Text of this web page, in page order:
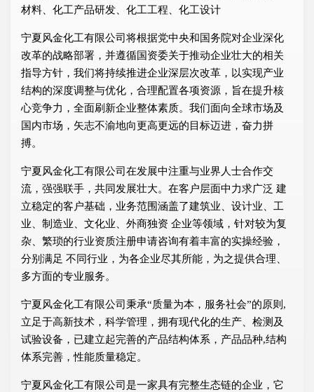
材料、化工产品研发、化工工程、化工设计
宁夏风金化工有限公司将根据党中央和国务院对企业深化
改革的战略部署，并遵循国资委关于推动企业壮大的相关
指导方针，我们将持续推进企业深层次改革，以实现产业
结构的深度调整与优化，合理配置各项资源，旨在提升核
心竞争力，全面刷新企业整体素质。我们面向全球市场及
国内市场，矢志不渝地向更高更远的目标迈进，奋力拼
搏。
宁夏风金化工有限公司在发展中注重与业界人士合作交
流，强强联手，共同发展壮大。在客户层面中力求广泛 建
立稳定的客户基础，业务范围涵盖了建筑业、设计业、工
业、制造业、文化业、外商独资 企业等领域，针对较为复
杂、繁琐的行业资质注册申请咨询有着丰富的实操经验，
分别满足 不同行业，为各企业尽其所能，为之提供合理、
多方面的专业服务。
宁夏风金化工有限公司秉承“质量为本，服务社会”的原则,
立足于高新技术，科学管理，拥有现代化的生产、检测及
试验设备，已建立起完善的产品结构体系，产品品种,结构
体系完善，性能质量稳定。
宁夏风金化工有限公司是一家具有完整生态链的企业，它